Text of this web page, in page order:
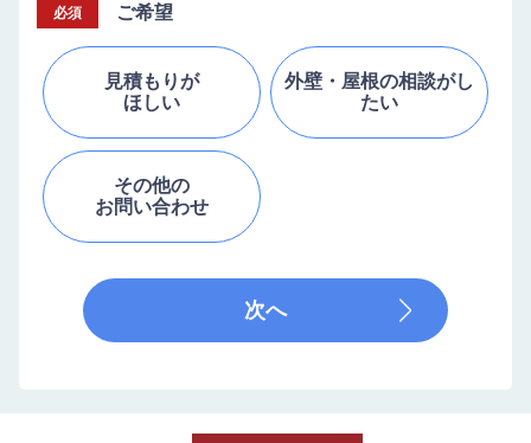
必須 ご希望
見積もりが
ほしい
外壁・屋根の相談がし
たい
その他の
お問い合わせ
次へ
ココだけの話
店舗
お問い合わせ